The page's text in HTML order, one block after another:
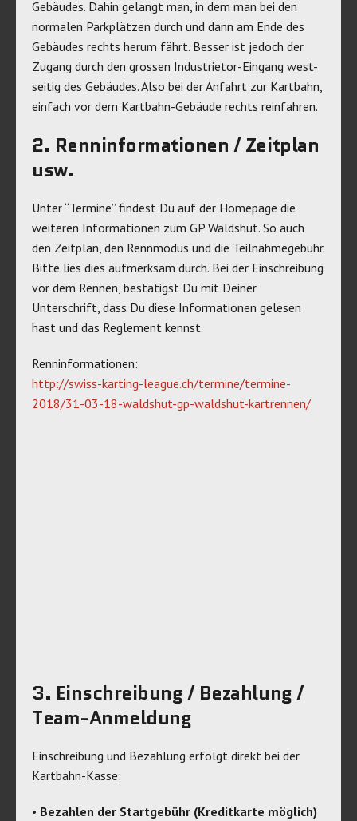
Gebäudes. Dahin gelangt man, in dem man bei den
normalen Parkplätzen durch und dann am Ende des
Gebäudes rechts herum fährt. Besser ist jedoch der
Zugang durch den grossen Industrietor-Eingang west-
seitig des Gebäudes. Also bei der Anfahrt zur Kartbahn,
einfach vor dem Kartbahn-Gebäude rechts reinfahren.
2. Renninformationen / Zeitplan
usw.
Unter “Termine” findest Du auf der Homepage die
weiteren Informationen zum GP Waldshut. So auch
den Zeitplan, den Rennmodus und die Teilnahmegebühr.
Bitte lies dies aufmerksam durch. Bei der Einschreibung
vor dem Rennen, bestätigst Du mit Deiner
Unterschrift, dass Du diese Informationen gelesen
hast und das Reglement kennst.
Renninformationen:
http://swiss-karting-league.ch/termine/termine-
2018/31-03-18-waldshut-gp-waldshut-kartrennen/
3. Einschreibung / Bezahlung /
Team-Anmeldung
Einschreibung und Bezahlung erfolgt direkt bei der
Kartbahn-Kasse:
• Bezahlen der Startgebühr (Kreditkarte möglich)